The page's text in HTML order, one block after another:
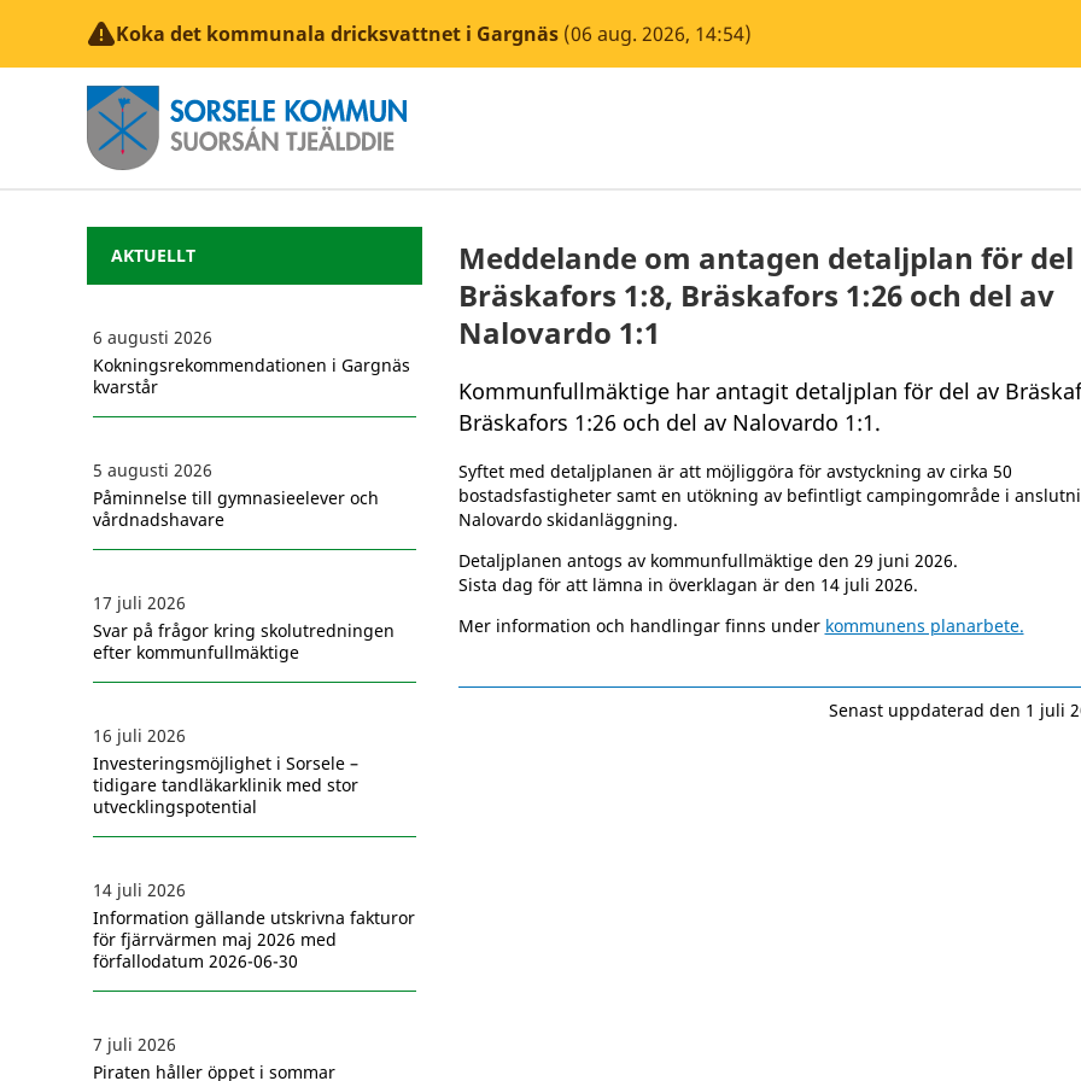
Koka det kommunala dricksvattnet i Gargnäs (06 aug. 2026, 14:54)
Meddelande om antagen detaljplan för del
Bräskafors 1:8, Bräskafors 1:26 och del av
Nalovardo 1:1
Kommunfullmäktige har antagit detaljplan för del av
Bräskafors 1:26 och del av Nalovardo 1:1.
Syftet med detaljplanen är att möjliggöra för avstyckning av cirka 50
bostadsfastigheter samt en utökning av befintligt campingområde i
Nalovardo skidanläggning.
Detaljplanen antogs av kommunfullmäktige den 29 juni 2026.
Sista dag för att lämna in överklagan är den 14 juli 2026.
Mer information och handlingar finns under kommunens planarbete.
Senast uppdaterad den 1 juli
AKTUELLT
6 augusti 2026
Kokningsrekommendationen i Gargnäs
kvarstår
5 augusti 2026
Påminnelse till gymnasieelever och
vårdnadshavare
17 juli 2026
Svar på frågor kring skolutredningen
efter kommunfullmäktige
16 juli 2026
Investeringsmöjlighet i Sorsele –
tidigare tandläkarklinik med stor
utvecklingspotential
14 juli 2026
Information gällande utskrivna fakturor
för fjärrvärmen maj 2026 med
förfallodatum 2026-06-30
7 juli 2026
Piraten håller öppet i sommar